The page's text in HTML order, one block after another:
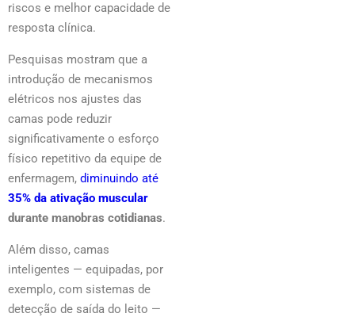
riscos e melhor capacidade de
resposta clínica.
Pesquisas mostram que a
introdução de mecanismos
elétricos nos ajustes das
camas pode reduzir
significativamente o esforço
físico repetitivo da equipe de
enfermagem, diminuindo até
35% da ativação muscular
durante manobras cotidianas.
Além disso, camas
inteligentes — equipadas, por
exemplo, com sistemas de
detecção de saída do leito —